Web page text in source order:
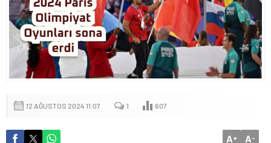
12 AĞUSTOS 2024 11:07 1 607
A+ A-